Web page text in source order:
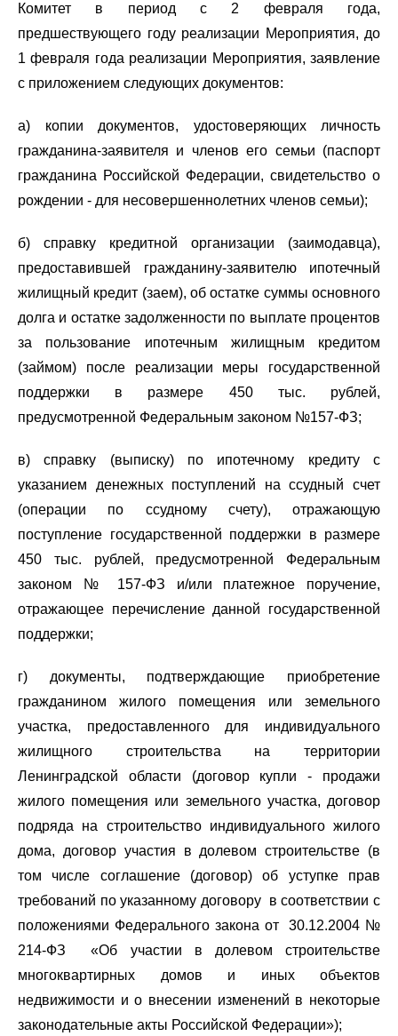
Комитет в период с 2 февраля года,
предшествующего году реализации Мероприятия, до
1 февраля года реализации Мероприятия, заявление
с приложением следующих документов:
а) копии документов, удостоверяющих личность
гражданина-заявителя и членов его семьи (паспорт
гражданина Российской Федерации, свидетельство о
рождении - для несовершеннолетних членов семьи);
б) справку кредитной организации (заимодавца),
предоставившей гражданину-заявителю ипотечный
жилищный кредит (заем), об остатке суммы основного
долга и остатке задолженности по выплате процентов
за пользование ипотечным жилищным кредитом
(займом) после реализации меры государственной
поддержки в размере 450 тыс. рублей,
предусмотренной Федеральным законом №157-ФЗ;
в) справку (выписку) по ипотечному кредиту с
указанием денежных поступлений на ссудный счет
(операции по ссудному счету), отражающую
поступление государственной поддержки в размере
450 тыс. рублей, предусмотренной Федеральным
законом № 157-ФЗ и/или платежное поручение,
отражающее перечисление данной государственной
поддержки;
г) документы, подтверждающие приобретение
гражданином жилого помещения или земельного
участка, предоставленного для индивидуального
жилищного строительства на территории
Ленинградской области (договор купли - продажи
жилого помещения или земельного участка, договор
подряда на строительство индивидуального жилого
дома, договор участия в долевом строительстве (в
том числе соглашение (договор) об уступке прав
требований по указанному договору в соответствии с
положениями Федерального закона от 30.12.2004 №
214-ФЗ «Об участии в долевом строительстве
многоквартирных домов и иных объектов
недвижимости и о внесении изменений в некоторые
законодательные акты Российской Федерации»);